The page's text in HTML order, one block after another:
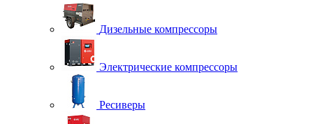
Дизельные компрессоры
Электрические компрессоры
Ресиверы